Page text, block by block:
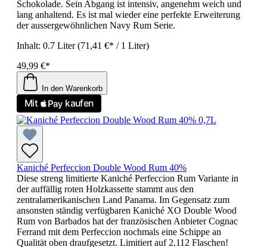
Schokolade. Sein Abgang ist intensiv, angenehm weich und
lang anhaltend. Es ist mal wieder eine perfekte Erweiterung
der aussergewöhnlichen Navy Rum Serie.
Inhalt: 0.7 Liter(71,41 €* / 1 Liter)
49,99 €*
In den Warenkorb
Kaniché Perfeccion Double Wood Rum 40%
Diese streng limitierte Kaniché Perfeccion Rum Variante in
der auffällig roten Holzkassette stammt aus den
zentralamerikanischen Land Panama. Im Gegensatz zum
ansonsten ständig verfügbaren Kaniché XO Double Wood
Rum von Barbados hat der französischen Anbieter Cognac
Ferrand mit dem Perfeccion nochmals eine Schippe an
Qualität oben draufgesetzt. Limitiert auf 2.112 Flaschen!